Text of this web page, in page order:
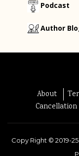
Podcast
Author
About
Copy Right © 2019-